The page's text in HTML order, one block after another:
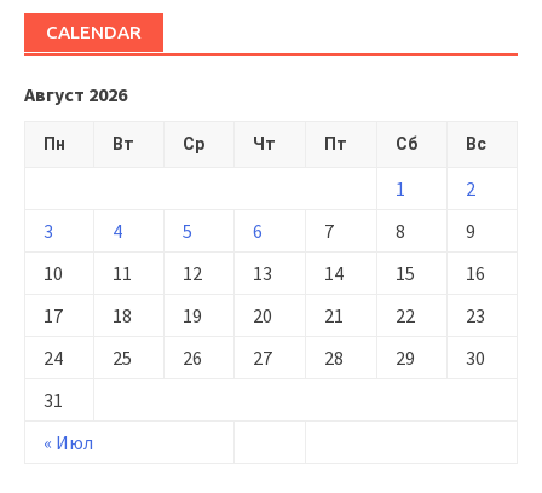
CALENDAR
Август 2026
Пн Вт Ср Чт Пт Сб Вс
« Июл
1
2
3
4 5 6 7 8
9
10
11 12 13 14 15
16
17
18 19 20 21 22
23
24
25 26 27 28 29
30
31